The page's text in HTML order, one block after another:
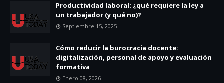
Productividad laboral: ¿qué requiere la ley a
un trabajador (y qué no)?
Septiembre 15, 2025
Cómo reducir la burocracia docente:
digitalización, personal de apoyo y evaluación
formativa
Enero 08, 2026